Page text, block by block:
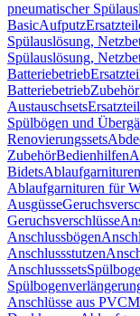
pneumatischer
BasicAufputz
Spülauslösung,
Spülauslösung,
Batteriebetrieb
BatteriebetriebZubehör
Austauschsets
Spülbögen und
Renovierungssets
ZubehörBedienhilfen
Bidets
Ablaufgarnituren für
Ausgüsse
Geruchsverschlüsse
Anschlussbögen
Anschlussstutzen
Anschlusssets
Anschlüsse aus PVC